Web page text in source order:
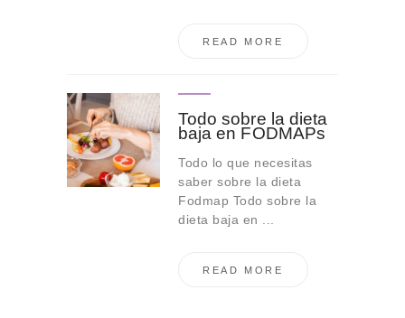
READ MORE
Todo sobre la dieta
baja en FODMAPs
Todo lo que necesitas
saber sobre la dieta
Fodmap Todo sobre la
dieta baja en ...
READ MORE